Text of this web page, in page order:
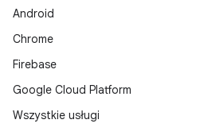
Android
Chrome
Firebase
Google Cloud Platform
Wszystkie usługi